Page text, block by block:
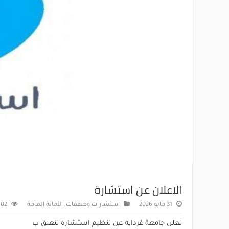
الاعلان عن استشارة
31 مايو 2026 استشارات وصفقات, الأمانة العامة 102
تعلن جامعة غرداية عن تنظيم استشارة تتعلق ب